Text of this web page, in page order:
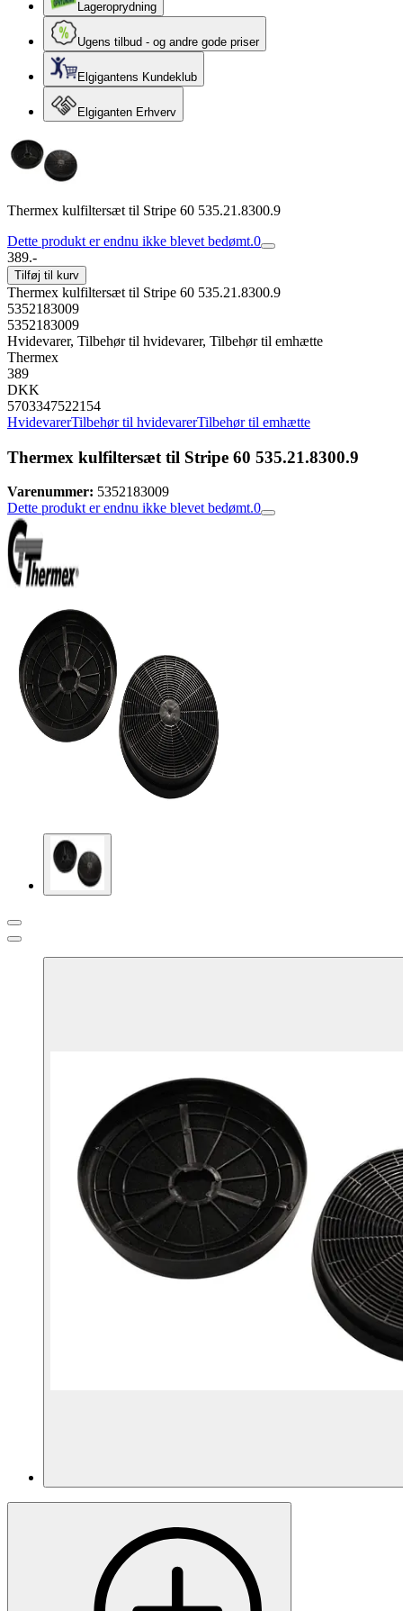
Lageroprydning
Ugens tilbud - og andre gode priser
Elgigantens Kundeklub
Elgiganten Erhverv
Thermex kulfiltersæt til Stripe 60 535.21.8300.9
Dette produkt er endnu ikke blevet bedømt.0
389.-
Tilføj til kurv
Thermex kulfiltersæt til Stripe 60 535.21.8300.9
5352183009
5352183009
Hvidevarer, Tilbehør til hvidevarer, Tilbehør til emhætte
Thermex
389
DKK
5703347522154
HvidevarerTilbehør til hvidevarerTilbehør til emhætte
Thermex kulfiltersæt til Stripe 60 535.21.8300.9
Varenummer: 5352183009
Dette produkt er endnu ikke blevet bedømt.0